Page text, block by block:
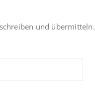
und übermitteln.